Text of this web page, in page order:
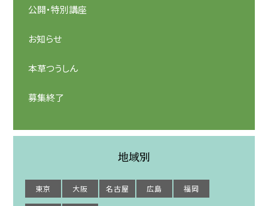
公開・特別講座
お知らせ
本草つうしん
募集終了
地域別
東京 大阪 名古屋 広島 福岡